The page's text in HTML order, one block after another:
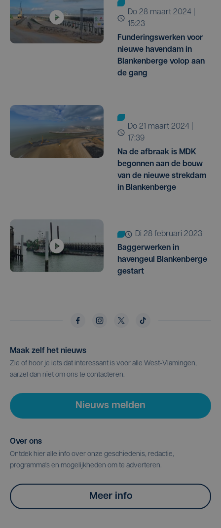
do 28 maart 2024 |
15:23
Funderingswerken voor
nieuwe havendam in
Blankenberge volop aan
de gang
do 21 maart 2024 |
17:39
Na de afbraak is MDK
begonnen aan de bouw
van de nieuwe strekdam
in Blankenberge
di 28 februari 2023
Baggerwerken in
havengeul Blankenberge
gestart
Maak zelf het nieuws
Zie of hoor je iets dat interessant is voor alle West-Vlamingen,
aarzel dan niet om ons te contacteren.
Nieuws melden
Over ons
Ontdek hier alle info over onze geschiedenis, redactie,
programma's en mogelijkheden om te adverteren.
Meer info